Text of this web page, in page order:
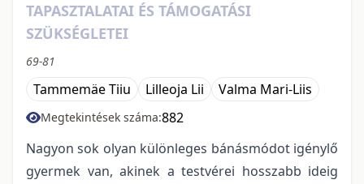
TAPASZTALATAI ÉS TÁMOGATÁSI
SZÜKSÉGLETEI
69-81
Tammemäe Tiiu Lilleoja Lii Valma Mari-Liis
Megtekintések száma:882
Nagyon sok olyan különleges bánásmódot igénylő
gyermek van, akinek a testvérei hosszabb ideig